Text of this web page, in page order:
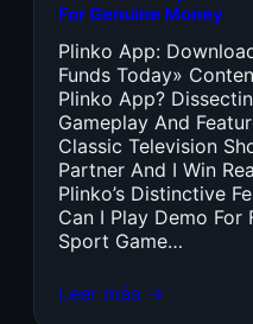
For Genuine Money
Plinko App:
Funds Today»
Plinko App?
Gameplay And
Classic Television
Partner And I Win
Plinko’s Distinctive
Can I Play Demo For
Sport Game…
Leer más →